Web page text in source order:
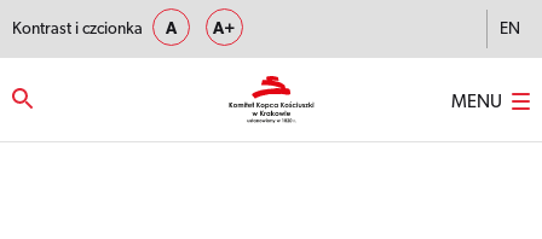
Kontrast i czcionka A A+ EN
MENU